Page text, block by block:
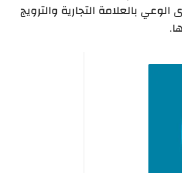
الوعي بالعلامة التجارية والترويج